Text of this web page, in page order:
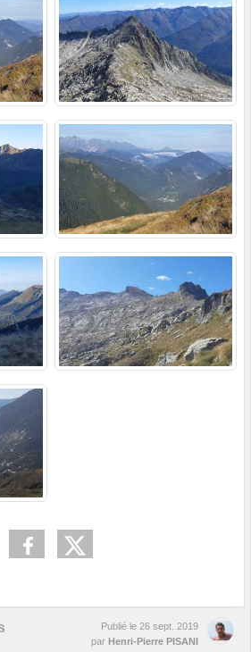
Publié le 26 sept. 2019
par Henri-Pierre PISANI